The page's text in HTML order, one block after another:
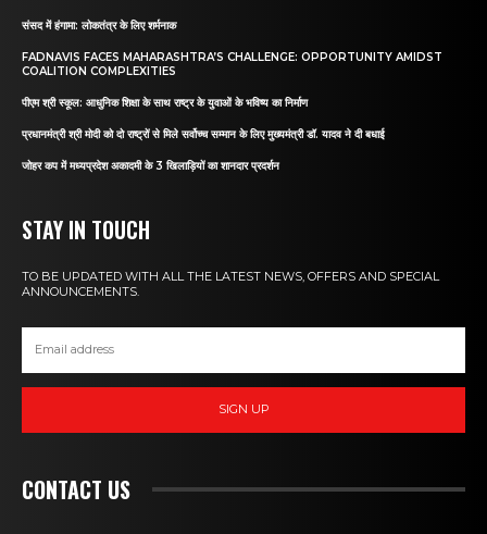
संसद में हंगामा: लोकतंत्र के लिए शर्मनाक
FADNAVIS FACES MAHARASHTRA’S CHALLENGE: OPPORTUNITY AMIDST
COALITION COMPLEXITIES
पीएम श्री स्कूल: आधुनिक शिक्षा के साथ राष्ट्र के युवाओं के भविष्य का निर्माण
प्रधानमंत्री श्री मोदी को दो राष्ट्रों से मिले सर्वोच्च सम्मान के लिए मुख्यमंत्री डॉ. यादव ने दी बधाई
जोहर कप में मध्यप्रदेश अकादमी के 3 खिलाड़ियों का शानदार प्रदर्शन
STAY IN TOUCH
TO BE UPDATED WITH ALL THE LATEST NEWS, OFFERS AND SPECIAL
ANNOUNCEMENTS.
SIGN UP
CONTACT US